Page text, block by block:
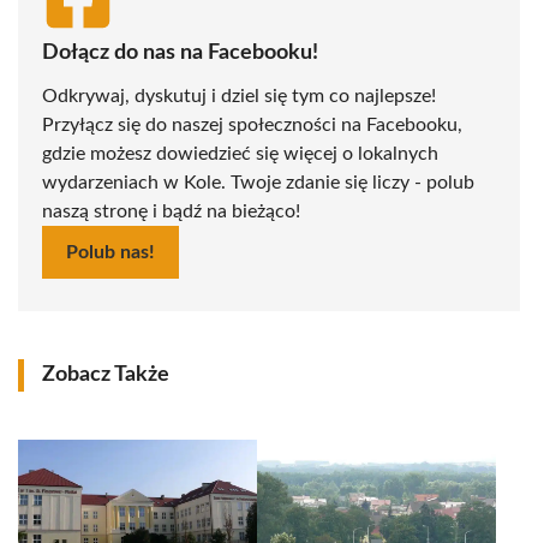
Dołącz do nas na Facebooku!
Odkrywaj, dyskutuj i dziel się tym co najlepsze!
Przyłącz się do naszej społeczności na Facebooku,
gdzie możesz dowiedzieć się więcej o lokalnych
wydarzeniach w Kole. Twoje zdanie się liczy - polub
naszą stronę i bądź na bieżąco!
Polub nas!
Zobacz Także